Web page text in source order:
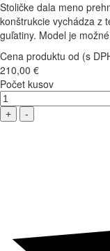
Stoličke dala meno
konštrukcie vychádza z
guľatiny. Model je
Cena produktu od (s
210,00 €
Počet kusov
+ -